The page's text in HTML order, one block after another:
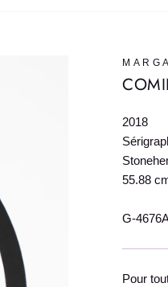
2018
55.88
G-
Pour